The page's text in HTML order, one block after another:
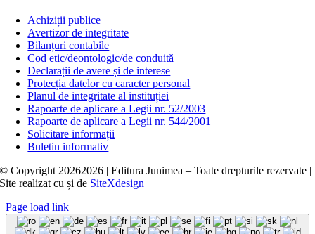
Achiziții publice
Avertizor de integritate
Bilanțuri contabile
Cod etic/deontologic/de conduită
Declarații de avere și de interese
Protecția datelor cu caracter personal
Planul de integritate al instituției
Rapoarte de aplicare a Legii nr. 52/2003
Rapoarte de aplicare a Legii nr. 544/2001
Solicitare informații
Buletin informativ
© Copyright 20262026 | Editura Junimea – Toate drepturile rezervate |
Site realizat cușide SiteXdesign
Page load link